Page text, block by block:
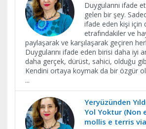
Duygularını ifade
gelen bir şey.
ifade eden kişi için
etrafındakiler ve
paylaşarak ve karşılaşarak geçiren
Duygularını ifade eden birisi daha iyi
daha gerçek, dürüst, sahici, olduğu
Kendini ortaya koymak da bir özgür
...
Yeryüzünden
Yol Yoktur (Non
mollis e terris